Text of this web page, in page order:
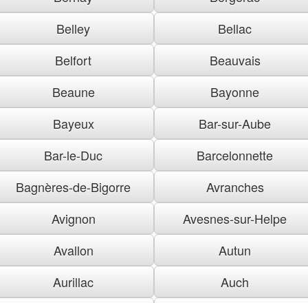
Belley
Bellac
Belfort
Beauvais
Beaune
Bayonne
Bayeux
Bar-sur-Aube
Bar-le-Duc
Barcelonnette
Bagnères-de-Bigorre
Avranches
Avignon
Avesnes-sur-Helpe
Avallon
Autun
Aurillac
Auch